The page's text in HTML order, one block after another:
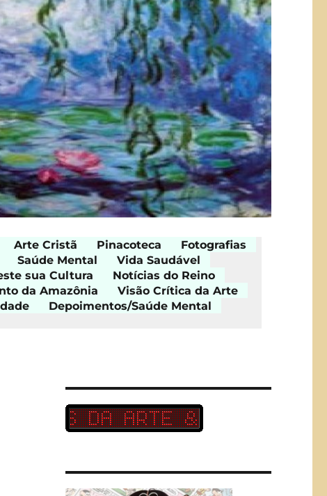
Arte Cristã Pinacoteca
Fotografias
Saúde Mental
Vida Saudável
sua Cultura
Notícias do Reino
da Amazônia
Visão Crítica da Arte
Depoimentos/Saúde Mental